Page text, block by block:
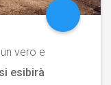
vero e
si esibirà